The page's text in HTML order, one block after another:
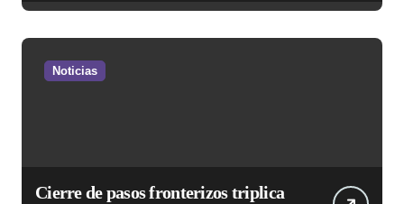
Noticias
Cierre de pasos fronterizos triplica